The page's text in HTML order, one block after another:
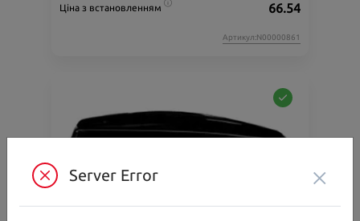
Ціна з встановленням 66.54
Артикул:N00000861
Server Error ×